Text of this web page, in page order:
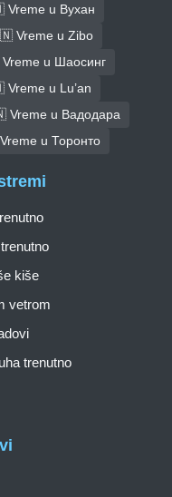
u Вухан
Vreme u Zibo
u Шаосинг
u Lu’an
u Вадодара
u Торонто
kiše
vetrom
trenutno